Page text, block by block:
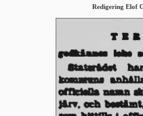
Redigering Elof